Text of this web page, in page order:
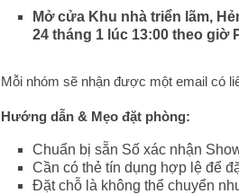
Mở cửa Khu nhà triển lãm,
24 tháng 1 lúc 13:00 theo giờ
Mỗi nhóm sẽ nhận được một email có
Hướng dẫn & Mẹo đặt phòng:
Chuẩn bị sẵn Số xác nhận
Cần có thẻ tín dụng hợp lệ để
Đặt chỗ là không thể chuyển